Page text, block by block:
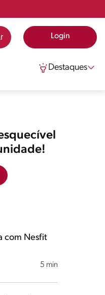
Login
Destaques
5 min
com Nesfit